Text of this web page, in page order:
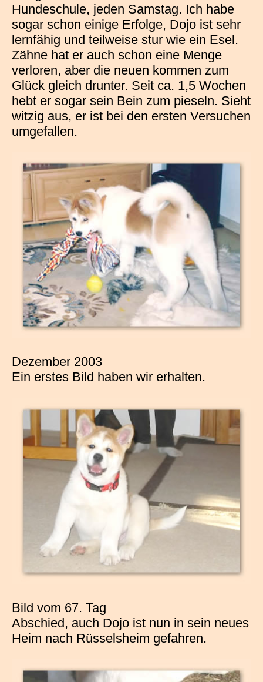
Hundeschule, jeden Samstag. Ich habe
sogar schon einige Erfolge, Dojo ist sehr
lernfähig und teilweise stur wie ein Esel.
Zähne hat er auch schon eine Menge
verloren, aber die neuen kommen zum
Glück gleich drunter. Seit ca. 1,5 Wochen
hebt er sogar sein Bein zum pieseln. Sieht
witzig aus, er ist bei den ersten Versuchen
umgefallen.
Dezember 2003
Ein erstes Bild haben wir erhalten.
Bild vom 67. Tag
Abschied, auch Dojo ist nun in sein neues
Heim nach Rüsselsheim gefahren.